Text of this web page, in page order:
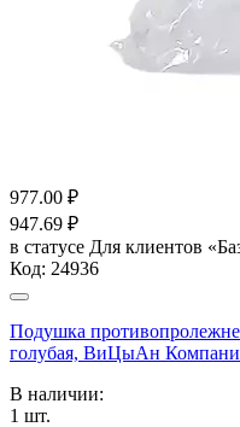
977.00 ₽
947.69 ₽
в статусе Для клиентов
Код: 24936
Подушка
голубая, ВиЦыАн
В наличии:
1 шт.